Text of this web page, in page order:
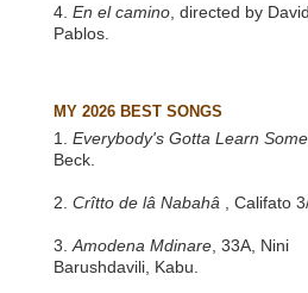
4. En el camino, directed by David
Pablos.
MY 2026 BEST SONGS
1. Everybody's Gotta Learn
Beck.
2. Crîtto de lâ Nabahâ , Califato
3. Amodena Mdinare , 33A, Nini
Barushdavili, Kabu.